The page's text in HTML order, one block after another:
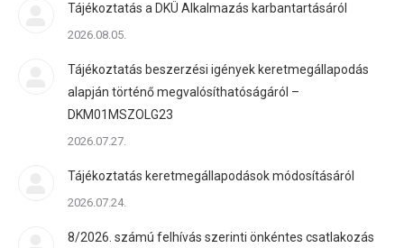
Tájékoztatás a DKÜ Alkalmazás karbantartásáról
2026.08.05.
Tájékoztatás beszerzési igények keretmegállapodás
alapján történő megvalósíthatóságáról –
DKM01MSZOLG23
2026.07.27.
Tájékoztatás keretmegállapodások módosításáról
2026.07.24.
8/2026. számú felhívás szerinti önkéntes csatlakozás